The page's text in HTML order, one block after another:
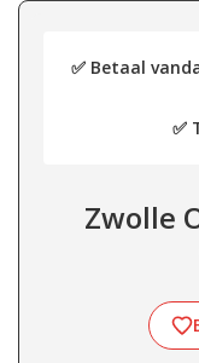
✅ Betaal
✅
Zwolle